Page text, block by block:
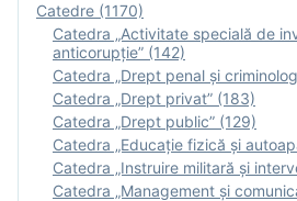
Catedre (1170)
Catedra „Activitate specială de
anticorupție” (142)
Catedra „Drept penal și
Catedra „Drept privat” (183)
Catedra „Drept public” (129)
Catedra „Educație fizică şi
Catedra „Instruire militară şi
Catedra „Management și